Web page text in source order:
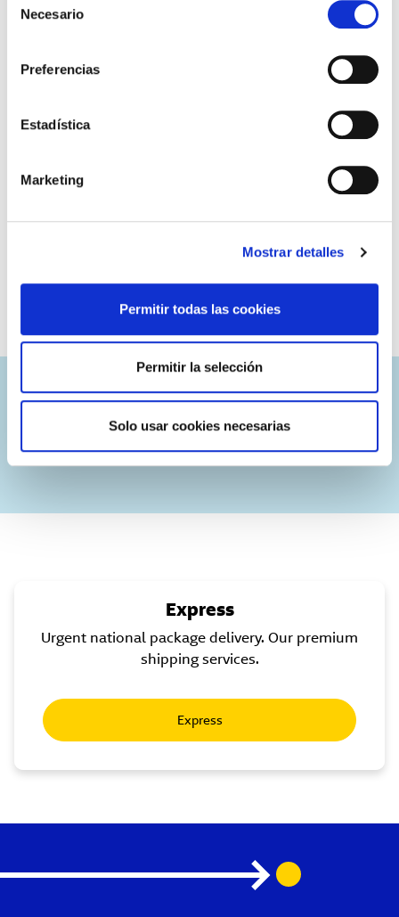
Necesario
Preferencias
Estadística
Marketing
Mostrar detalles
Permitir todas las cookies
Permitir la selección
Solo usar cookies necesarias
Service excluded for shipments to the Canary
Combine with:
Express
Urgent national package delivery. Our premium
shipping services.
Express